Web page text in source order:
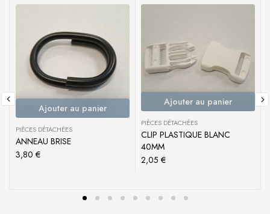
Ajouter au panier
PIÈCES DÉTACHÉES
ANNEAU BRISE
3,80 €
Ajouter au panier
PIÈCES DÉTACHÉES
CLIP PLASTIQUE BLANC
40MM
2,05 €